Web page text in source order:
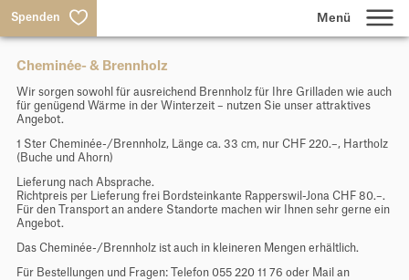
Spenden
Lernen
Produktion & Dienstleistungen
Über uns
Cheminée- & Brennholz
Wir sorgen sowohl für ausreichend Brennholz für Ihre Grilladen wie auch
für genügend Wärme in der Winterzeit – nutzen Sie unser attraktives
Angebot.
1 Ster Cheminée-/Brennholz, Länge ca. 33 cm, nur CHF 220.–, Hartholz
(Buche und Ahorn)
Lieferung nach Absprache.
Richtpreis per Lieferung frei Bordsteinkante Rapperswil-Jona CHF 80.–.
Für den Transport an andere Standorte machen wir Ihnen sehr gerne ein
Angebot.
Das Cheminée-/Brennholz ist auch in kleineren Mengen erhältlich.
Für Bestellungen und Fragen: Telefon 055 220 11 76 oder Mail an